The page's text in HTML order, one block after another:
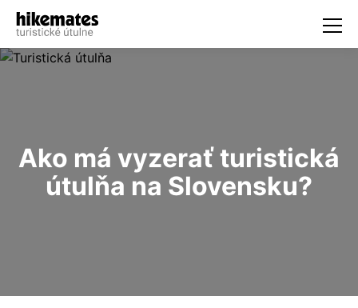
Ako má vyzerať turistická
útulňa na Slovensku?